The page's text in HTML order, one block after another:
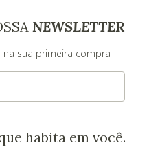
NEWSLETTER
sua primeira compra
habita em você.